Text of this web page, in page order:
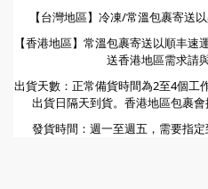
【台灣地區】冷凍/常溫包裹寄送
【香港地區】常溫包裹寄送以順丰
送香港地區需求請
出貨天數：正常備貨時間為2至4個工
出貨日隔天到貨。香港地區包裹會
發貨時間：週一至週五，需要指定